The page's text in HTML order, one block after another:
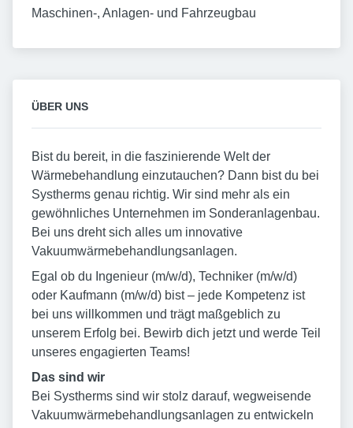
Maschinen-, Anlagen- und Fahrzeugbau
ÜBER UNS
Bist du bereit, in die faszinierende Welt der
Wärmebehandlung einzutauchen? Dann bist du bei
Systherms genau richtig. Wir sind mehr als ein
gewöhnliches Unternehmen im Sonderanlagenbau.
Bei uns dreht sich alles um innovative
Vakuumwärmebehandlungsanlagen.
Egal ob du Ingenieur (m/w/d), Techniker (m/w/d)
oder Kaufmann (m/w/d) bist – jede Kompetenz ist
bei uns willkommen und trägt maßgeblich zu
unserem Erfolg bei. Bewirb dich jetzt und werde Teil
unseres engagierten Teams!
Das sind wir
Bei Systherms sind wir stolz darauf, wegweisende
Vakuumwärmebehandlungsanlagen zu entwickeln